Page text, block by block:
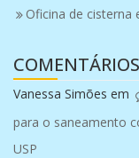
Oficina de cisterna
COMENTÁRIOS
Vanessa Simões em
para o saneamento
USP